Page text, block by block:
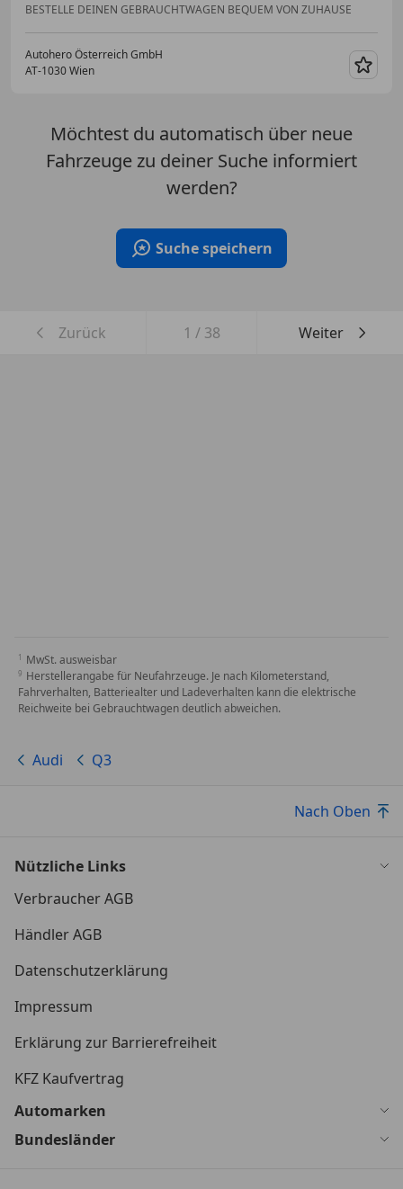
BESTELLE DEINEN GEBRAUCHTWAGEN BEQUEM VON ZUHAUSE
Autohero Österreich GmbH
AT-1030 Wien
Möchtest du automatisch über neue
Fahrzeuge zu deiner Suche informiert
werden?
Suche speichern
Zurück 1 / 38 Weiter
MwSt. ausweisbar
Herstellerangabe für Neufahrzeuge. Je nach Kilometerstand,
Fahrverhalten, Batteriealter und Ladeverhalten kann die elektrische
Reichweite bei Gebrauchtwagen deutlich abweichen.
Audi Q3
Nach Oben
Nützliche Links
Verbraucher AGB
Händler AGB
Datenschutzerklärung
Impressum
Erklärung zur Barrierefreiheit
KFZ Kaufvertrag
Automarken
Bundesländer